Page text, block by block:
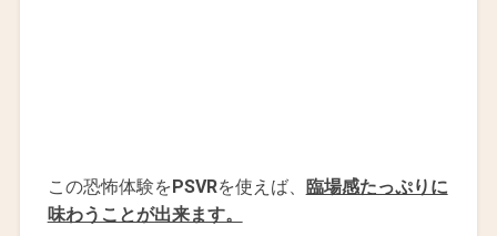
この恐怖体験を PSVRを使えば、
臨場感たっぷりに
味わうことが出来ます。